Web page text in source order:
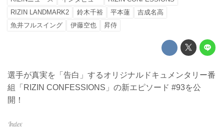
RIZIN LANDMARK2
鈴木千裕 平本蓮
吉成名高
魚井フルスイング
伊藤空也 昇侍
選手が真実を「告白」するオリジナルドキュメンタリー番
組「RIZIN CONFESSIONS」の新エピソード #93を公
開！